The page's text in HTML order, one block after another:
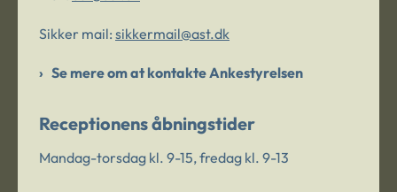
Sikker mail: sikkermail@ast.dk
Se mere om at kontakte Ankestyrelsen
Receptionens åbningstider
Mandag-torsdag kl. 9-15, fredag kl. 9-13